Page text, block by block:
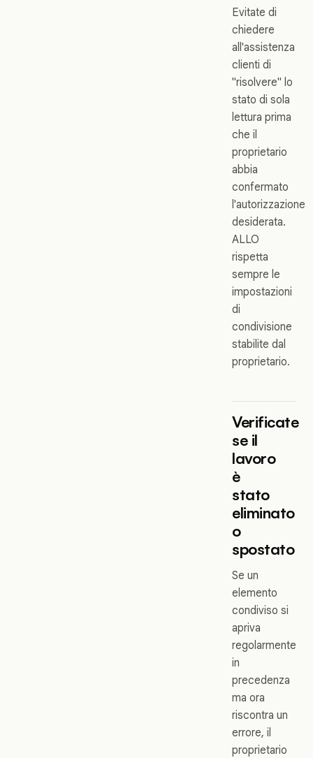
Evitate di
chiedere
all'assistenza
clienti di
"risolvere" lo
stato di sola
lettura prima
che il
proprietario
abbia
confermato
l'autorizzazione
desiderata.
ALLO
rispetta
sempre le
impostazioni
di
condivisione
stabilite dal
proprietario.
Verificate
se il
lavoro
è
stato
eliminato
o
spostato
Se un
elemento
condiviso si
apriva
regolarmente
in
precedenza
ma ora
riscontra un
errore, il
proprietario